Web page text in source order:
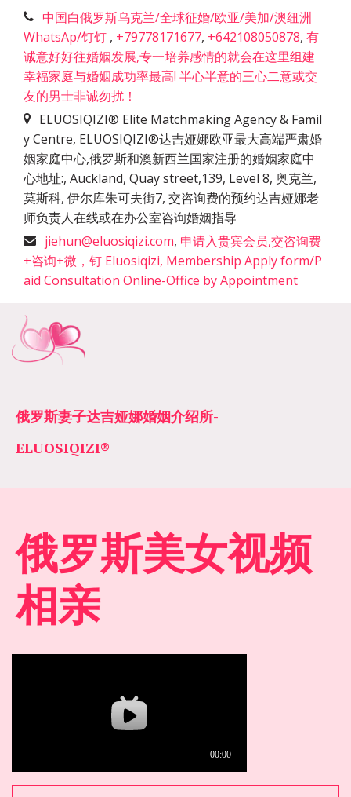
中国白俄罗斯乌克兰/全球征婚/欧亚/美加/澳纽洲
WhatsAp/钉钉 , +79778171677, +642108050878, 有
诚意好好往婚姻发展,专一培养感情的就会在这里组建
幸福家庭与婚姻成功率最高! 半心半意的三心二意或交
友的男士非诚勿扰！
ELUOSIQIZI® Elite Matchmaking Agency & Famil
y Centre, ELUOSIQIZI®达吉娅娜欧亚最大高端严肃婚
姻家庭中心,俄罗斯和澳新西兰国家注册的婚姻家庭中
心地址:, Auckland, Quay street,139, Level 8, 奥克兰,
莫斯科, 伊尔库朱可夫街7, 交咨询费的预约达吉娅娜老
师负责人在线或在办公室咨询婚姻指导
jiehun@eluosiqizi.com, 申请入贵宾会员,交咨询费
+咨询+微，钉 Eluosiqizi, Membership Apply form/P
aid Consultation Online-Office by Appointment
俄罗斯妻子达吉娅娜婚姻介绍所­­
ELUOSIQIZI®
俄罗斯美女视频
相亲